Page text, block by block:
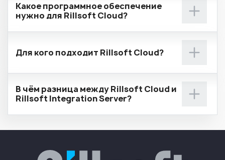
Какое программное обеспечение
нужно для Rillsoft Cloud?
Для кого подходит Rillsoft Cloud?
В чём разница между Rillsoft Cloud и
Rillsoft Integration Server?